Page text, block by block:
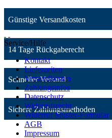
Günstige Versandkosten
14 Tage Rückgaberecht
Schneller Versand
Sichere Zahlungsmethoden
Service/Hilfe
Kontakt
Lieferzeiten
Versandkosten
Zahlungsinfos
Datenschutz
Widerrufsrecht
Widerruf Muster-Formular
AGB
Impressum